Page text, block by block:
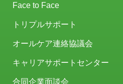
Face to Face
トリプルサポート
オールケア連絡協議会
キャリアサポートセンター
合同企業面談会